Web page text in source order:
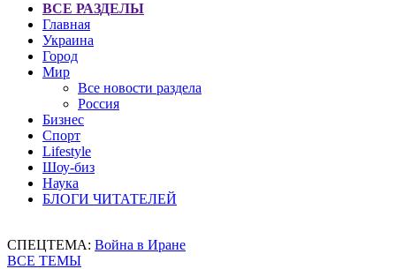
ВСЕ РАЗДЕЛЫ
Главная
Украина
Город
Мир
Все новости раздела
Россия
Бизнес
Спорт
Lifestyle
Шоу-биз
Наука
БЛОГИ ЧИТАТЕЛЕЙ
СПЕЦТЕМА: Война в Иране
ВСЕ ТЕМЫ